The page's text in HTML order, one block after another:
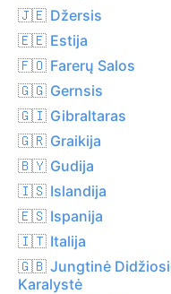
🇯🇪 Džersis
🇪🇪 Estija
🇫🇴 Farerų Salos
🇬🇬 Gernsis
🇬🇮 Gibraltaras
🇬🇷 Graikija
🇧🇾 Gudija
🇮🇸 Islandija
🇪🇸 Ispanija
🇮🇹 Italija
🇬🇧 Jungtinė
Karalystė